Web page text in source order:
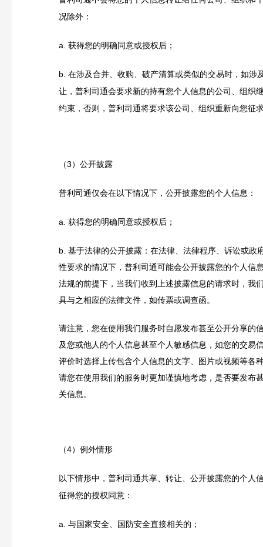
况除外：
a. 获得您的明确同意或授权后；
b. 在涉及合并、收购 、破产清算或类似的交易时，如涉
让，普利司通会要求新的持有您个人信息的公司、组织
约束，否则，普利司通将要求该公司、组织重新向您征
（3）公开披露
普利司通仅会在以下情况下，公开披露您的个人信息：
a. 获得您的明确同意或授权后；
b. 基于法律的公开披露：在法律、法律程序、诉讼或政
性要求的情况下，普利司通可能会公开披露您的个人信
法规的前提下，当我们收到上述披露信息的请求时，我
具与之相应的法律文件，如传票或调查函。
请注意，您在使用我们服务时自愿发布甚至公开分享的
及您或他人的个人信息甚至个人敏感信息，如您的交易
评价时选择上传包含个人信息的文字、图片或视频等各
请您在使用我们的服务时更加谨慎地考虑，是否要发布
关信息。
（4）例外情形
以下情形中，普利司通共享、转让、公开披露您的个人
征得您的授权同意：
a. 与国家安全、国防安全直接相关的；